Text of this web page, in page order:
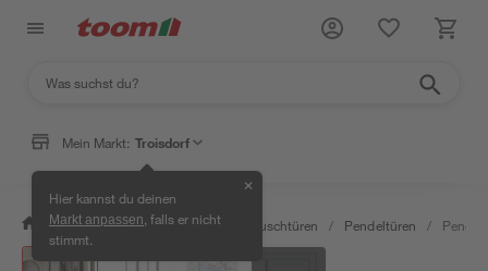
Mein Markt: Troisdorf
Hier kannst du deinen
Markt anpassen , falls er nicht
stimmt.
✕
/ Bad & Sanitär / Duschen Duschtüren / Pendeltüren /